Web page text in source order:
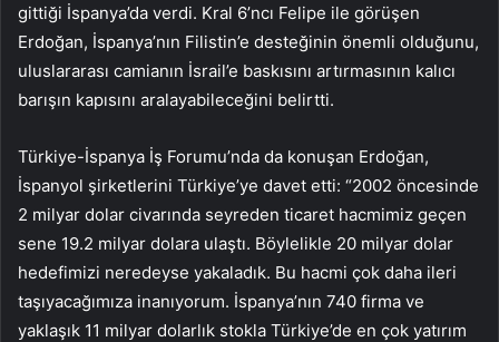
gitti­ği İspanya’da verdi. Kral 6’ncı Felipe ile görüşen
Erdoğan, İs­panya’nın Filistin’e desteğinin önemli olduğunu,
uluslararası camianın İsrail’e baskısını ar­tırmasının kalıcı
barışın kapı­sını aralayabileceğini belirtti.
Türkiye-İspanya İş Foru­mu’nda da konuşan Erdoğan,
İspanyol şirketlerini Türki­ye’ye davet etti: “2002 öncesin­de
2 milyar dolar civarında sey­reden ticaret hacmimiz geçen
sene 19.2 milyar dolara ulaştı. Böylelikle 20 milyar dolar
he­defimizi neredeyse yakaladık. Bu hacmi çok daha ileri
taşıya­cağımıza inanıyorum. İspan­ya’nın 740 firma ve
yaklaşık 11 milyar dolarlık stokla Tür­kiye’de en çok yatırım